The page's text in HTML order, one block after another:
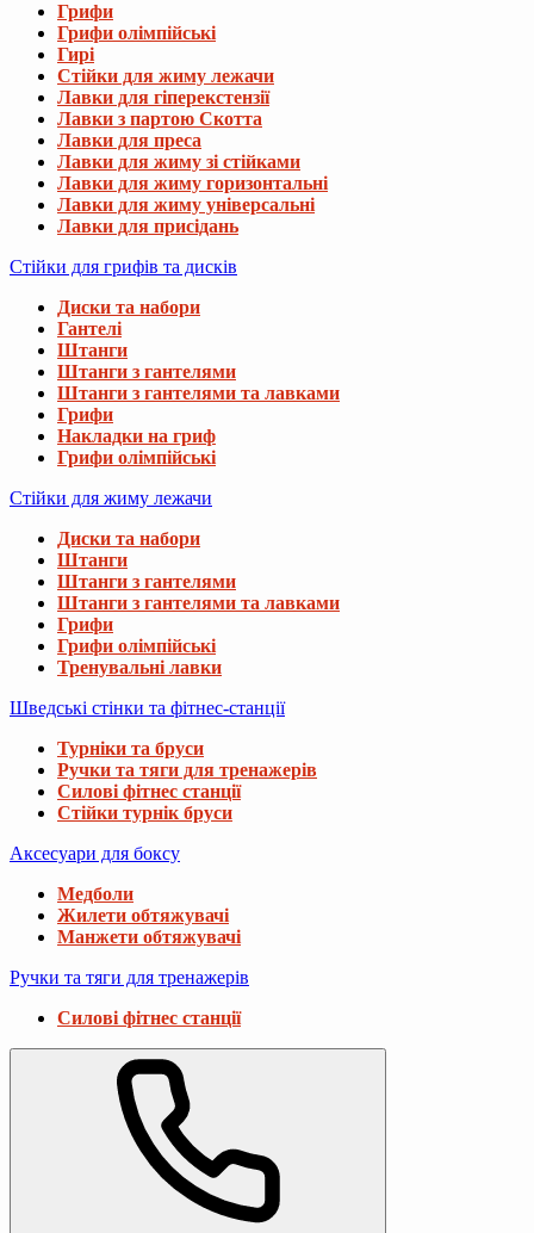
Грифи
Грифи олімпійські
Гирі
Стійки для жиму лежачи
Лавки для гіперекстензії
Лавки з партою Скотта
Лавки для преса
Лавки для жиму зі стійками
Лавки для жиму горизонтальні
Лавки для жиму універсальні
Лавки для присідань
Стійки для грифів та дисків
Диски та набори
Гантелі
Штанги
Штанги з гантелями
Штанги з гантелями та лавками
Грифи
Накладки на гриф
Грифи олімпійські
Стійки для жиму лежачи
Диски та набори
Штанги
Штанги з гантелями
Штанги з гантелями та лавками
Грифи
Грифи олімпійські
Тренувальні лавки
Шведські стінки та фітнес-станції
Турніки та бруси
Ручки та тяги для тренажерів
Силові фітнес станції
Стійки турнік бруси
Аксесуари для боксу
Медболи
Жилети обтяжувачі
Манжети обтяжувачі
Ручки та тяги для тренажерів
Силові фітнес станції